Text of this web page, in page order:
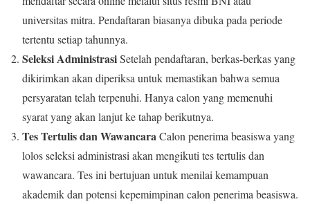
universitas mitra. Pendaftaran biasanya dibuka pada periode
tertentu setiap tahunnya.
Seleksi AdministrasiSetelah pendaftaran, berkas-berkas yang
dikirimkan akan diperiksa untuk memastikan bahwa semua
persyaratan telah terpenuhi. Hanya calon yang memenuhi
syarat yang akan lanjut ke tahap berikutnya.
Tes Tertulis dan WawancaraCalon penerima beasiswa yang
lolos seleksi administrasi akan mengikuti tes tertulis dan
wawancara. Tes ini bertujuan untuk menilai kemampuan
akademik dan potensi kepemimpinan calon penerima beasiswa.